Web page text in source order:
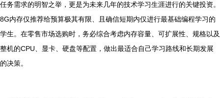
任务需求的明智之举，更是为未来几年的技术学习生涯进行的关键投资。
8G内存仅推荐给预算极其有限、且确信短期内仅进行最基础编程学习的
学生。在零售市场选购时，务必综合考虑内存容量、可扩展性、规格以及
整机的CPU、显卡、硬盘等配置，做出最适合自己学习路线和长期发展
的决策。